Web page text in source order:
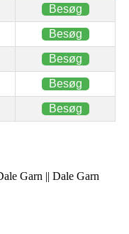
Besøg
Besøg
Besøg
Besøg
Besøg
Garn || Dale Garn